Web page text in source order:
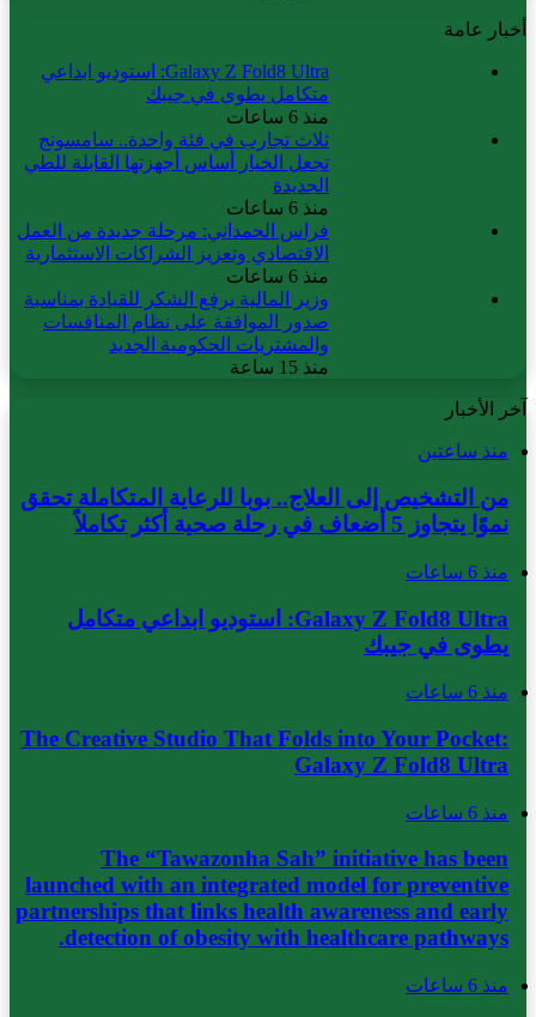
أخبار عامة
Galaxy Z Fold8 Ultra: استوديو ابداعي
متكامل يطوى في جيبك
منذ 6 ساعات
ثلاث تجارب في فئة واحدة.. سامسونج
تجعل الخيار أساس أجهزتها القابلة للطي
الجديدة
منذ 6 ساعات
فراس الحمداني: مرحلة جديدة من العمل
الاقتصادي وتعزيز الشراكات الاستثمارية
منذ 6 ساعات
وزير المالية يرفع الشكر للقيادة بمناسبة
صدور الموافقة على نظام المنافسات
والمشتريات الحكومية الجديد
منذ 15 ساعة
آخر الأخبار
منذ ساعتين
من التشخيص إلى العلاج.. بوبا للرعاية المتكاملة تحقق
نموًا يتجاوز 5 أضعاف في رحلة صحية أكثر تكاملاً
منذ 6 ساعات
Galaxy Z Fold8 Ultra: استوديو ابداعي متكامل
يطوى في جيبك
منذ 6 ساعات
The Creative Studio That Folds into Your Pocket:
Galaxy Z Fold8 Ultra
منذ 6 ساعات
The “Tawazonha Sah” initiative has been
launched with an integrated model for preventive
partnerships that links health awareness and early
detection of obesity with healthcare pathways.
منذ 6 ساعات